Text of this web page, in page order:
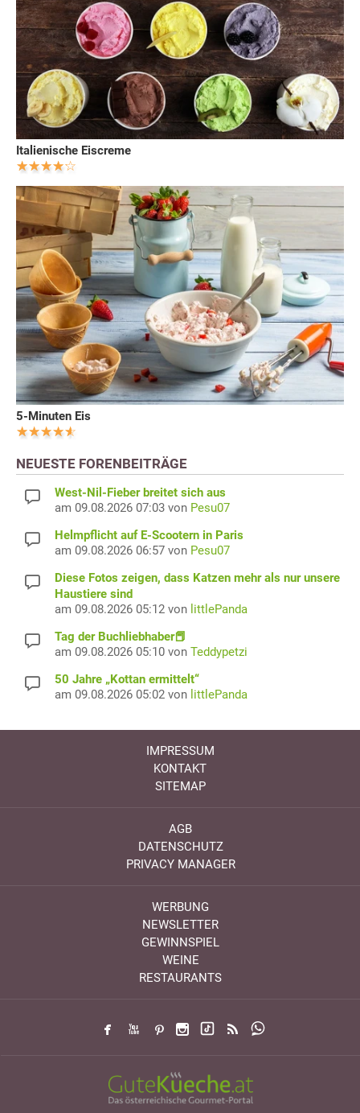
Italienische Eiscreme
5-Minuten Eis
NEUESTE FORENBEITRÄGE
West-Nil-Fieber breitet sich aus
am 09.08.2026 07:03 von Pesu07
Helmpflicht auf E-Scootern in Paris
am 09.08.2026 06:57 von Pesu07
Diese Fotos zeigen, dass Katzen mehr als nur unsere
Haustiere sind
am 09.08.2026 05:12 von littlePanda
Tag der Buchliebhaber📕
am 09.08.2026 05:10 von Teddypetzi
50 Jahre „Kottan ermittelt“
am 09.08.2026 05:02 von littlePanda
IMPRESSUM
KONTAKT
SITEMAP
AGB
DATENSCHUTZ
PRIVACY MANAGER
WERBUNG
NEWSLETTER
GEWINNSPIEL
WEINE
RESTAURANTS